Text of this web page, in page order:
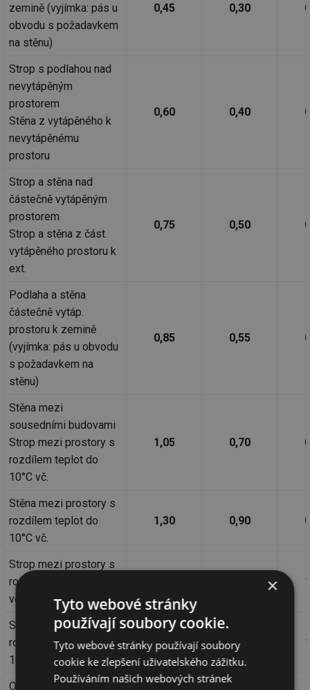
zemině (vyjímka: pás u
obvodu s požadavkem
na stěnu)
0,45 0,30
Strop s podlahou nad
nevytápěným
prostorem
Stěna z vytápěného k
nevytápěnému
prostoru
0,60 0,40
Strop a stěna nad
částečně vytápěným
prostorem
Strop a stěna z část.
vytápěného prostoru k
ext.
0,75 0,50
Podlaha a stěna
částečně vytáp.
prostoru k zemině
(vyjímka: pás u obvodu
s požadavkem na
stěnu)
0,85 0,55
Stěna mezi
sousedními budovami
Strop mezi prostory s
rozdílem teplot do
10°C vč.
1,05 0,70
Stěna mezi prostory s
rozdílem teplot do
10°C vč.
1,30 0,90
Strop mezi prostory s
rozdílem teplot do 5°C
vč.
Stěna mezi prostory s
rozdílem teplot do
10°C vč.
2,7 1,80
Okno, dveře aj. výplň
×
Tyto webové stránky
používají soubory cookie.
Tyto webové stránky používají soubory
cookie ke zlepšení uživatelského zážitku.
Používáním našich webových stránek